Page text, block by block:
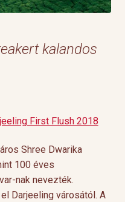
kalandos
First Flush 2018
Shree Dwarika
100 éves
nak nevezték.
Darjeeling városától. A